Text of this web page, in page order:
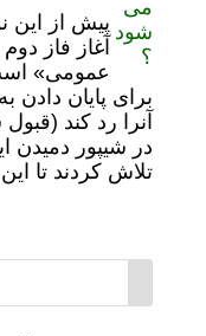
پیش از این
آغاز فاز
برای پایان
آنرا رد کند
در شیپور دمیدن
تلاش کردند تا